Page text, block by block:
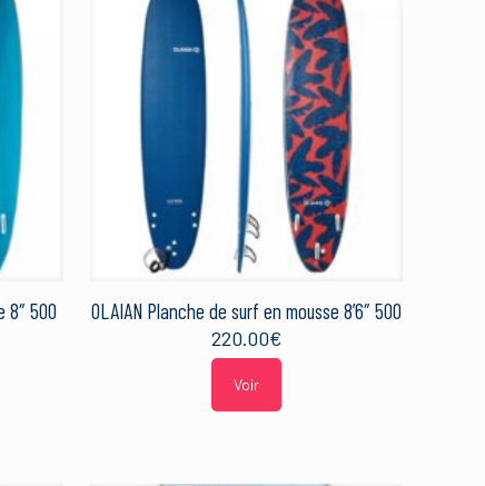
8″ 500 OLAIAN Planche de surf en mousse 8’6″ 500
220.00€
Voir